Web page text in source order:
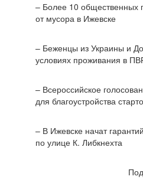
– Более 10 общественных
от мусора в Ижевске
– Беженцы из Украины и
условиях проживания в
– Всероссийское
для благоустройства
– В Ижевске начат
по улице К. Либкнехта